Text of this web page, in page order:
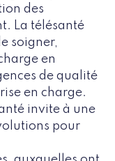
des
La télésanté
soigner,
en
de qualité
en charge.
invite à une
pour